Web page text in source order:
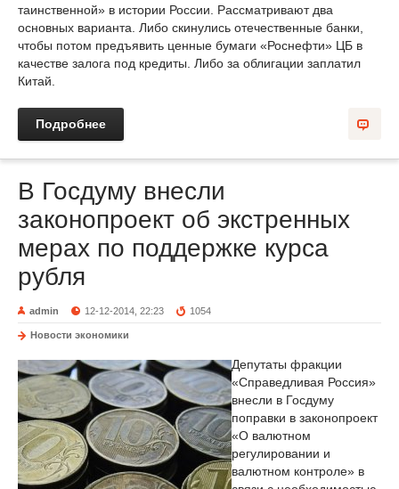
таинственной» в истории России. Рассматривают два
основных варианта. Либо скинулись отечественные банки,
чтобы потом предъявить ценные бумаги «Роснефти» ЦБ в
качестве залога под кредиты. Либо за облигации заплатил
Китай.
Подробнее
В Госдуму внесли
законопроект об экстренных
мерах по поддержке курса
рубля
admin 12-12-2014, 22:23 1054
Новости экономики
Депутаты фракции
«Справедливая Россия»
внесли в Госдуму
поправки в законопроект
«О валютном
регулировании и
валютном контроле» в